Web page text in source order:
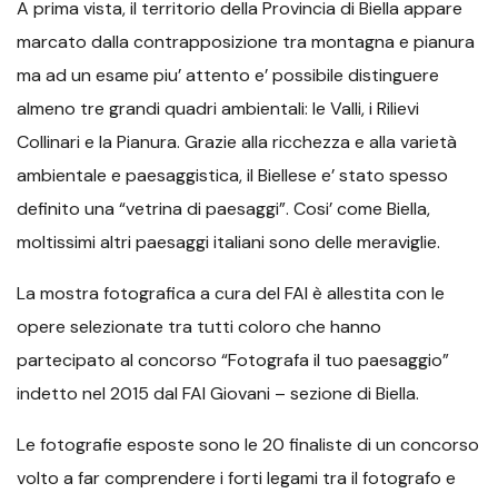
A prima vista, il territorio della Provincia di Biella appare
marcato dalla contrapposizione tra montagna e pianura
ma ad un esame piu’ attento e’ possibile distinguere
almeno tre grandi quadri ambientali: le Valli, i Rilievi
Collinari e la Pianura. Grazie alla ricchezza e alla varietà
ambientale e paesaggistica, il Biellese e’ stato spesso
definito una “vetrina di paesaggi”. Cosi’ come Biella,
moltissimi altri paesaggi italiani sono delle meraviglie.
La mostra fotografica a cura del FAI è allestita con le
opere selezionate tra tutti coloro che hanno
partecipato al concorso “Fotografa il tuo paesaggio”
indetto nel 2015 dal FAI Giovani – sezione di Biella.
Le fotografie esposte sono le 20 finaliste di un concorso
volto a far comprendere i forti legami tra il fotografo e